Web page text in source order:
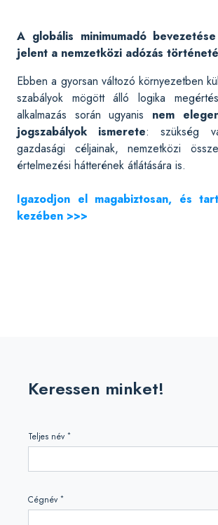
A globális minimumadó
jelent a nemzetközi adózás
Ebben a gyorsan változó környezetben
szabályok mögött álló logika
alkalmazás során ugyanis nem
jogszabályok ismerete: szükség
gazdasági céljainak, nemzetközi
értelmezési hátterének átlátására is.
Igazodjon el magabiztosan, és
kezében >>>
Keressen minket!
Teljes név *
Cégnév *